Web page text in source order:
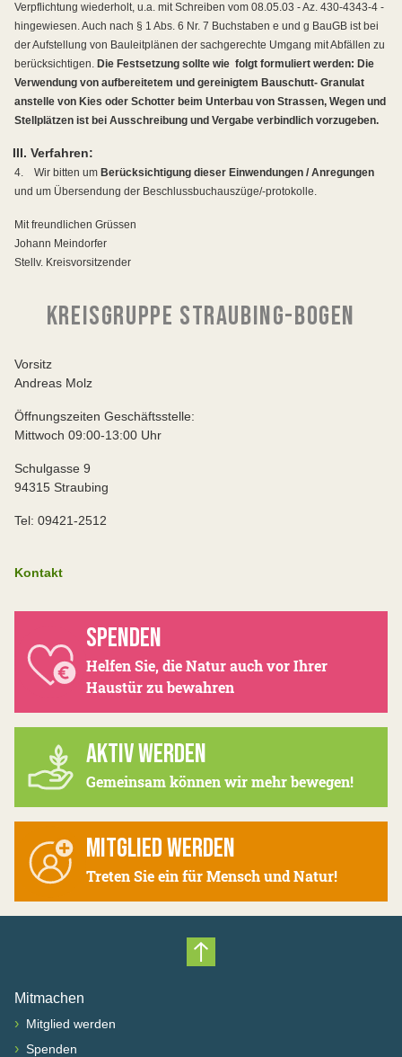
Verpflichtung wiederholt, u.a. mit Schreiben vom 08.05.03 - Az. 430-4343-4 -
hingewiesen. Auch nach § 1 Abs. 6 Nr. 7 Buchstaben e und g BauGB ist bei
der Aufstellung von Bauleitplänen der sachgerechte Umgang mit Abfällen zu
berücksichtigen. Die Festsetzung sollte wie folgt formuliert werden: Die
Verwendung von aufbereitetem und gereinigtem Bauschutt- Granulat
anstelle von Kies oder Schotter beim Unterbau von Strassen, Wegen und
Stellplätzen ist bei Ausschreibung und Vergabe verbindlich vorzugeben.
III. Verfahren:
4. Wir bitten um Berücksichtigung dieser Einwendungen / Anregungen
und um Übersendung der Beschlussbuchauszüge/-protokolle.
Mit freundlichen Grüssen
Johann Meindorfer
Stellv. Kreisvorsitzender
KREISGRUPPE STRAUBING-BOGEN
Vorsitz
Andreas Molz
Öffnungszeiten Geschäftsstelle:
Mittwoch 09:00-13:00 Uhr
Schulgasse 9
94315 Straubing
Tel: 09421-2512
Kontakt
SPENDEN
Helfen Sie, die Natur auch vor Ihrer
Haustür zu bewahren
AKTIV WERDEN
Gemeinsam können wir mehr bewegen!
MITGLIED WERDEN
Treten Sie ein für Mensch und Natur!
Nach oben scrollen
Mitmachen
› Mitglied werden
› Spenden